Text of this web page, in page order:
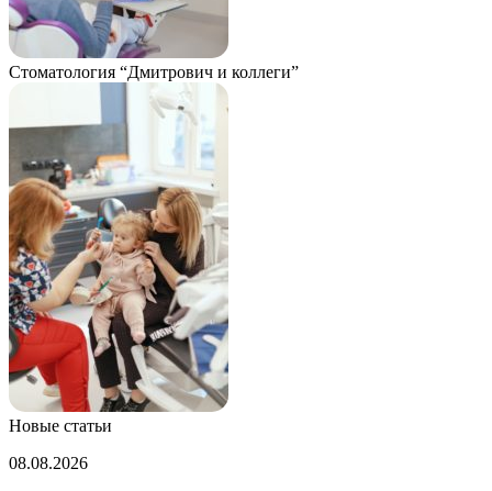
Стоматология “Дмитрович и коллеги”
Новые статьи
Созданы
08.08.2026